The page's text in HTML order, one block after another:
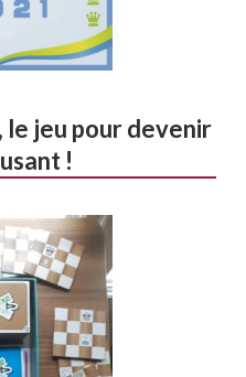
le jeu pour devenir
!